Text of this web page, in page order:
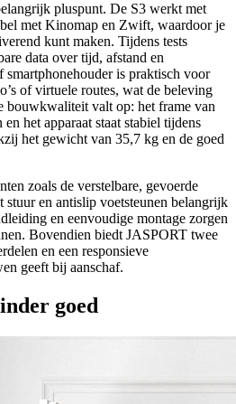
pluspunt. De S3 werkt met
met Kinomap en Zwift, waardoor je
kunt maken. Tijdens tests
data over tijd, afstand en
is praktisch voor
of virtuele routes, wat de beleving
bouwkwaliteit valt op: het frame van
het apparaat staat stabiel tijdens
het gewicht van 35,7 kg en de goed
zoals de verstelbare, gevoerde
stuur en antislip voetsteunen belangrijk
en eenvoudige montage zorgen
Bovendien biedt JASPORT twee
en een responsieve
geeft bij aanschaf.
goed